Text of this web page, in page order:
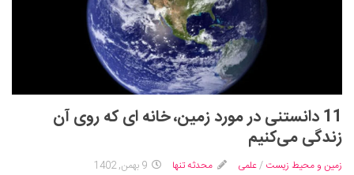
11 دانستنی در مورد زمین، خانه‌ ای که روی آن
زندگی می‌کنیم
زمین و محیط زیست /علمی محدثه تنها 9 بهمن, 1402